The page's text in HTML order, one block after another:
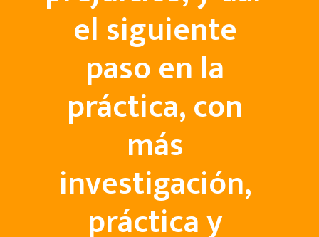
el siguiente
paso en la
práctica, con
más
investigación,
práctica y